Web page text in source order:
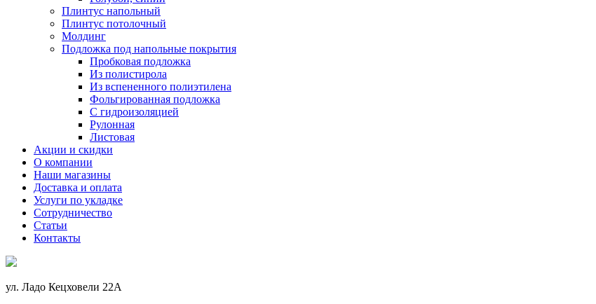
Плинтус напольный
Плинтус потолочный
Молдинг
Подложка под напольные покрытия
Пробковая подложка
Из полистирола
Из вспененного полиэтилена
Фольгированная подложка
С гидроизоляцией
Рулонная
Листовая
Акции и скидки
О компании
Наши магазины
Доставка и оплата
Услуги по укладке
Сотрудничество
Статьи
Контакты
ул. Ладо Кецховели 22А